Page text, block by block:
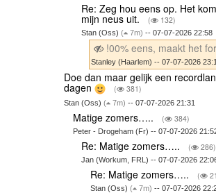
Re: Zeg hou eens op. Het
mijn neus uit. ( 132)
Stan (Oss)( 7m) -- 07-07-2026 22:58
!00% eens, maakt het
Stanley (Haarlem) -- 07-07-2026
Doe dan maar gelijk een
dagen ( 381)
Stan (Oss)( 7m) -- 07-07-2026 21:31
Matige zomers….. ( 384)
Peter - Drogeham (Fr) -- 07-07-2026
Re: Matige zomers….. ( 286)
Jan (Workum, FRL) -- 07-07-2026
Re: Matige zomers….. (
Stan (Oss) ( 7m) -- 07-07-2026